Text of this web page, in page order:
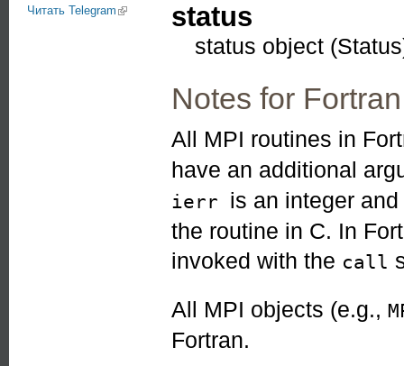
status
status object
Notes for Fortran
All MPI routines in
have an additional
ierr is an integer
the routine in C. In
invoked with the call
All MPI objects (e.g.,
Fortran.
Читать Telegram (link is external)